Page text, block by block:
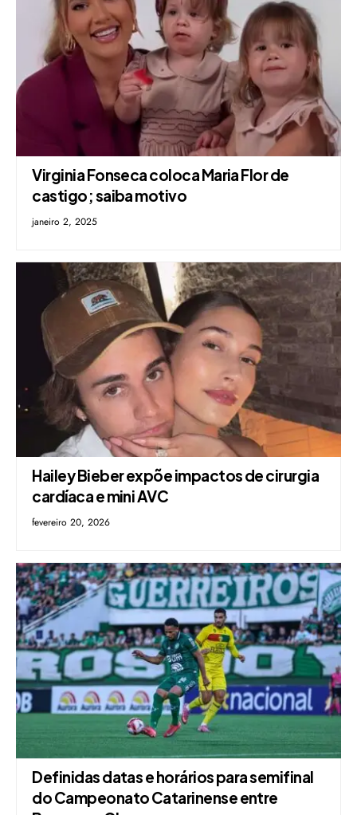
Virginia Fonseca coloca Maria Flor de
castigo; saiba motivo
janeiro 2, 2025
Hailey Bieber expõe impactos de cirurgia
cardíaca e mini AVC
fevereiro 20, 2026
Definidas datas e horários para semifinal
do Campeonato Catarinense entre